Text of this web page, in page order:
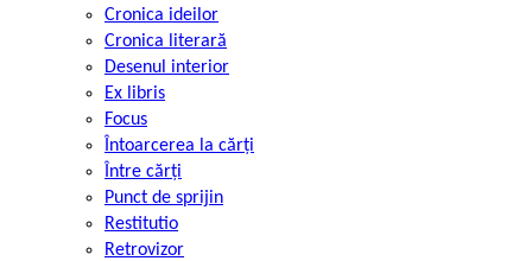
Cronica ideilor
Cronica literară
Desenul interior
Ex libris
Focus
Întoarcerea la cărți
Între cărți
Punct de sprijin
Restitutio
Retrovizor